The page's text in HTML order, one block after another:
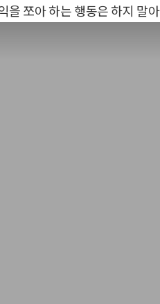
을 쪼아 하는 행동은 하지 말